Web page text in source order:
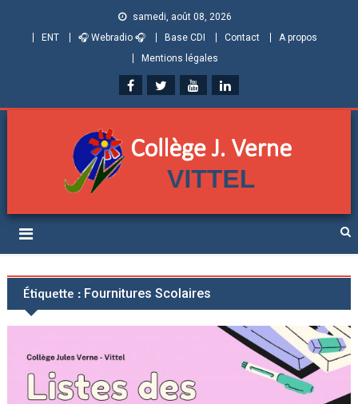
samedi, août 08, 2026
ENT
🎧 Webradio 🎧 Base CDI Contact
A propos
Mentions légales
Collège Jules Verne de
Vittel (Vosges)
Étiquette : Fournitures Scolaires